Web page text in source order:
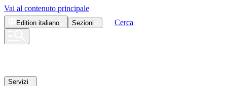
Vai al contenuto principale
Edition italiano Sezioni Cerca
Servizi